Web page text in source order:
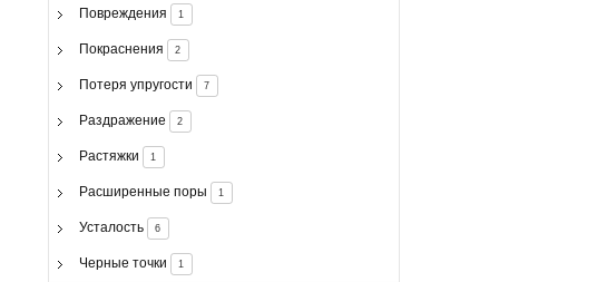
Повреждения 1
Покраснения 2
Потеря упругости 7
Раздражение 2
Растяжки 1
Расширенные поры 1
Усталость 6
Черные точки 1